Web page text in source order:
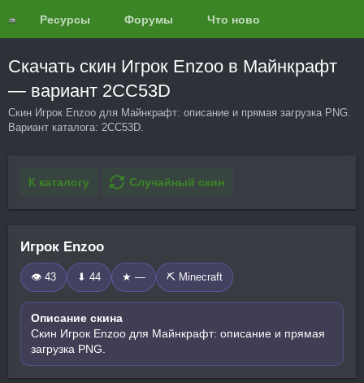
Ресурсы Форумы Что нового?
Скачать скин Игрок Enzoo в Майнкрафт
— вариант 2CC53D
Скин Игрок Enzoo для Майнкрафт: описание и прямая загрузка PNG.
Вариант каталога: 2CC53D.
К каталогу Случайный скин
Игрок Enzoo
👁 43 ⬇ 44 ★ — ⛏️ Minecraft
Описание скина
Скин Игрок Enzoo для Майнкрафт: описание и прямая
загрузка PNG.